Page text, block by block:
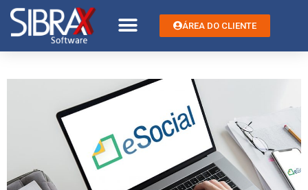
ÁREA DO CLIENTE